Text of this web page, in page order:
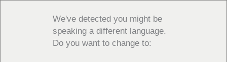
We've detected you might be
speaking a different language.
Do you want to change to: